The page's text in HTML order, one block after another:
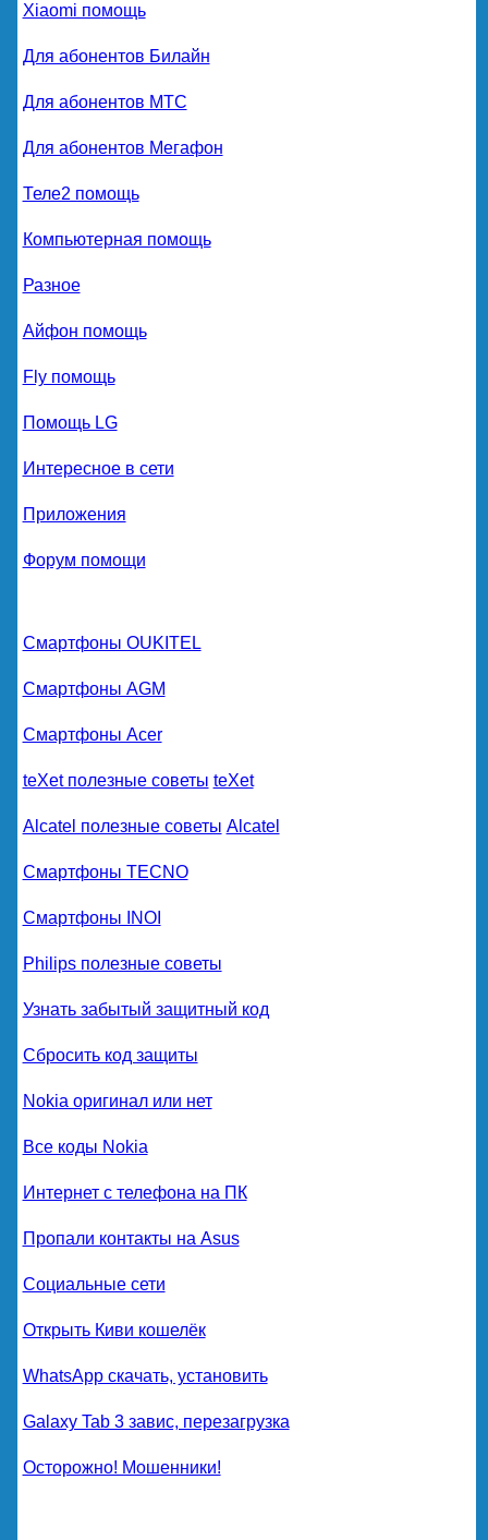
Xiaomi помощь
Для абонентов Билайн
Для абонентов МТС
Для абонентов Мегафон
Теле2 помощь
Компьютерная помощь
Разное
Айфон помощь
Fly помощь
Помощь LG
Интересное в сети
Приложения
Форум помощи
Смартфоны OUKITEL
Смартфоны AGM
Смартфоны Acer
teXet полезные советы teXet
Alcatel полезные советы Alcatel
Смартфоны TECNO
Смартфоны INOI
Philips полезные советы
Узнать забытый защитный код
Сбросить код защиты
Nokia оригинал или нет
Все коды Nokia
Интернет с телефона на ПК
Пропали контакты на Asus
Социальные сети
Открыть Киви кошелёк
WhatsApp скачать, установить
Galaxy Tab 3 завис, перезагрузка
Осторожно! Мошенники!